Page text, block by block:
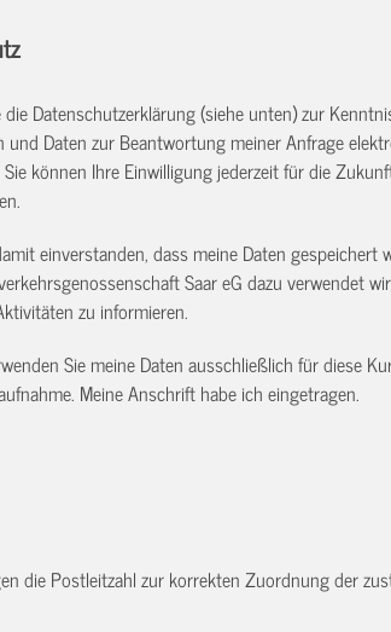
die Datenschutzerklärung (siehe unten) zur
und Daten zur Beantwortung meiner Anfrage
Sie können Ihre Einwilligung jederzeit für die
einverstanden, dass meine Daten gespeichert
Saar eG dazu verwendet
zu informieren.
Sie meine Daten ausschließlich für diese
Meine Anschrift habe ich eingetragen.
die Postleitzahl zur korrekten Zuordnung der